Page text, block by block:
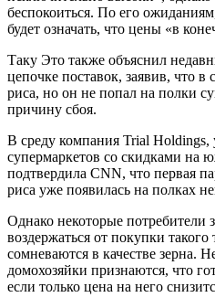
беспокоиться. По его
будет означать, что цены «в
Таку Это также объяснил
цепочке поставок, заявив, что в
риса, но он не попал на полки
причину сбоя.
В среду компания Trial
супермаркетов со скидками на
подтвердила CNN, что первая
риса уже появилась на полках
Однако некоторые потребители
воздержаться от покупки такого
сомневаются в качестве зерна.
домохозяйки признаются, что
если только цена на него